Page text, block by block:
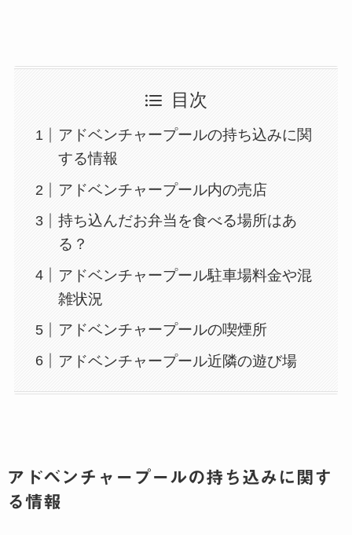
目次
アドベンチャープールの持ち込みに関
する情報
アドベンチャープール内の売店
持ち込んだお弁当を食べる場所はあ
る？
アドベンチャープール駐車場料金や混
雑状況
アドベンチャープールの喫煙所
アドベンチャープール近隣の遊び場
アドベンチャープールの持ち込みに関す
る情報